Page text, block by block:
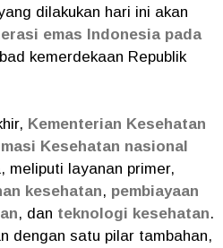
dilakukan hari ini akan
emas Indonesia pada
kemerdekaan Republik
Kementerian Kesehatan
Kesehatan nasional
meliputi layanan primer,
kesehatan, pembiayaan
, dan teknologi kesehatan.
dengan satu pilar tambahan,